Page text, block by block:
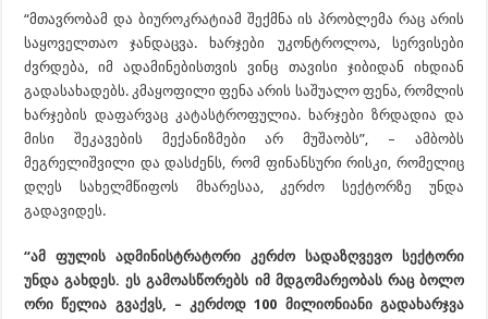
“მთავრობამ და ბიუროკრატიამ შექმნა ის პრობლემა რაც არის
საყოველთაო ჯანდაცვა. ხარჯები უკონტროლოა, სერვისები
ძვრდება, იმ ადამინებისთვის ვინც თავისი ჯიბიდან იხდიან
გადასახადებს. კმაყოფილი ფენა არის საშუალო ფენა, რომლის
ხარჯების დაფარვაც კატასტროფულია. ხარჯები ზრდადია და
მისი შეკავების მექანიზმები არ მუშაობს”, – ამბობს
მეგრელიშვილი და დასძენს, რომ ფინანსური რისკი, რომელიც
დღეს სახელმწიფოს მხარესაა, კერძო სექტორზე უნდა
გადავიდეს.
“ამ ფულის ადმინისტრატორი კერძო სადაზღვევო სექტორი
უნდა გახდეს. ეს გამოასწორებს იმ მდგომარეობას რაც ბოლო
ორი წელია გვაქვს, – კერძოდ 100 მილიონიანი გადახარჯვა